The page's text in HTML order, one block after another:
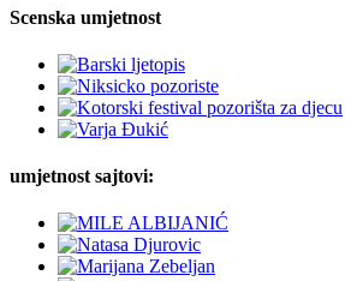
Scenska umjetnost
umjetnost sajtovi: